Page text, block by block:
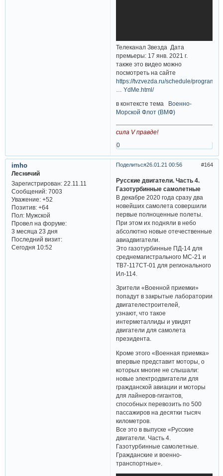
Телеканал Звезда Дата
премьеры: 17 янв. 2021 г.
также это видео можно
посмотреть на сайте
https://tvzvezda.ru/schedule/programs/2
… YdMe.html/
в контексте тема
Военно-
Морской Флот (ВМФ)
сила V правде!
0
Поделиться 164
26.01.21 00:56
imho
Лесничий
Зарегистрирован: 22.11.11
Сообщений:7003
Уважение: +52
Позитив: +64
Пол:Мужской
Провел на форуме:
3 месяца 23 дня
Последний визит:
Сегодня 10:52
Русские двигатели. Часть 4.
Газотурбинные самолетные
В декабре 2020 года сразу два
новейших самолета совершили
первые полноценные полеты.
При этом их подняли в небо
абсолютно новые отечественные
авиадвигатели.
Это газотурбинные ПД-14 для
среднемагистрального МС-21 и
ТВ7-117СТ-01 для регионального
Ил-114.
Зрители «Военной приемки»
попадут в закрытые лаборатории
двигателестроителей,
узнают, что такое
интерметаллиды и увидят
двигатели для самолета
президента.
Кроме этого «Военная приемка»
впервые представит моторы, о
которых многие не слышали:
новые электродвигатели для
гражданской авиации и моторы
для лайнеров-гигантов,
способных перевозить по 500
пассажиров на десятки тысяч
километров.
Все это в выпуске «Русские
двигатели. Часть 4.
Газотурбинные самолетные.
Гражданские и военно-
транспортные».